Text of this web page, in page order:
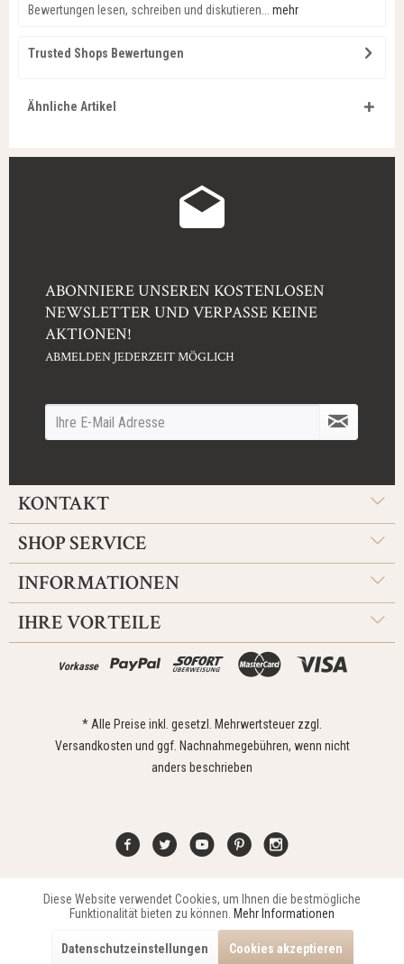
Bewertungen lesen, schreiben und diskutieren...
mehr
Trusted Shops Bewertungen
Ähnliche Artikel
ABONNIERE UNSEREN KOSTENLOSEN
NEWSLETTER UND VERPASSE KEINE
AKTIONEN!
ABMELDEN JEDERZEIT MÖGLICH
KONTAKT
SHOP SERVICE
INFORMATIONEN
IHRE VORTEILE
Vorkasse
* Alle Preise inkl. gesetzl. Mehrwertsteuer zzgl.
Versandkosten und ggf. Nachnahmegebühren, wenn nicht
anders beschrieben
Kontakt Widerrufsrecht Impressum Versand Datenschutz
Copyright © 2021 Edona Design GmbH // DesignDupp GmbH
Funktionale Aktiv
Aktiv
Diese Website verwendet Cookies, um Ihnen die bestmögliche
Funktionalität bieten zu können. Mehr Informationen
Datenschutzeinstellungen Cookies akzeptieren